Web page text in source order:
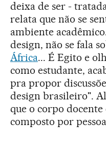
deixa de ser -
relata que não se
ambiente
design, não se fala
África... É Egito e
como estudante,
pra propor
design brasileiro".
que o corpo
composto por